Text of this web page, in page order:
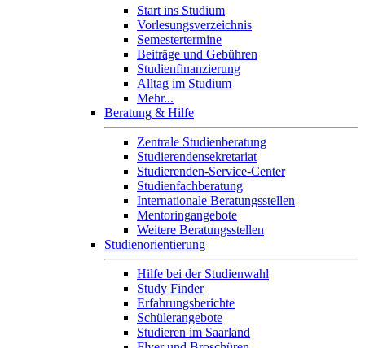
Start ins Studium
Vorlesungsverzeichnis
Semestertermine
Beiträge und Gebühren
Studienfinanzierung
Alltag im Studium
Mehr...
Beratung & Hilfe
Zentrale Studienberatung
Studierendensekretariat
Studierenden-Service-Center
Studienfachberatung
Internationale Beratungsstellen
Mentoringangebote
Weitere Beratungsstellen
Studienorientierung
Hilfe bei der Studienwahl
Study Finder
Erfahrungsberichte
Schülerangebote
Studieren im Saarland